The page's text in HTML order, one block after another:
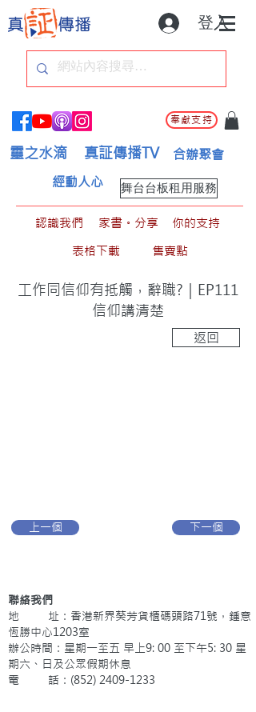
登入
奉獻支持
靈之水滴 真証傳播TV 合辦聚會
舞台台板租用服務
經動人心
認識我們 家書。分享
你的支持
表格下載
售賣點
工作同信仰有抵觸，辭職?｜EP111
信仰講清楚
返回
上一個 下一個
聯絡我們
地 址：香港新界葵芳貨櫃碼頭路71號，鍾意
恆勝中心1203室
辦公時間：星期一至五 早上9: 00 至下午5: 30 星
期六、日及公眾假期休息
電 話：(852) 2409-1233